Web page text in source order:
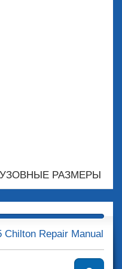
РАЗМЕРЫ
Chilton Repair Manual